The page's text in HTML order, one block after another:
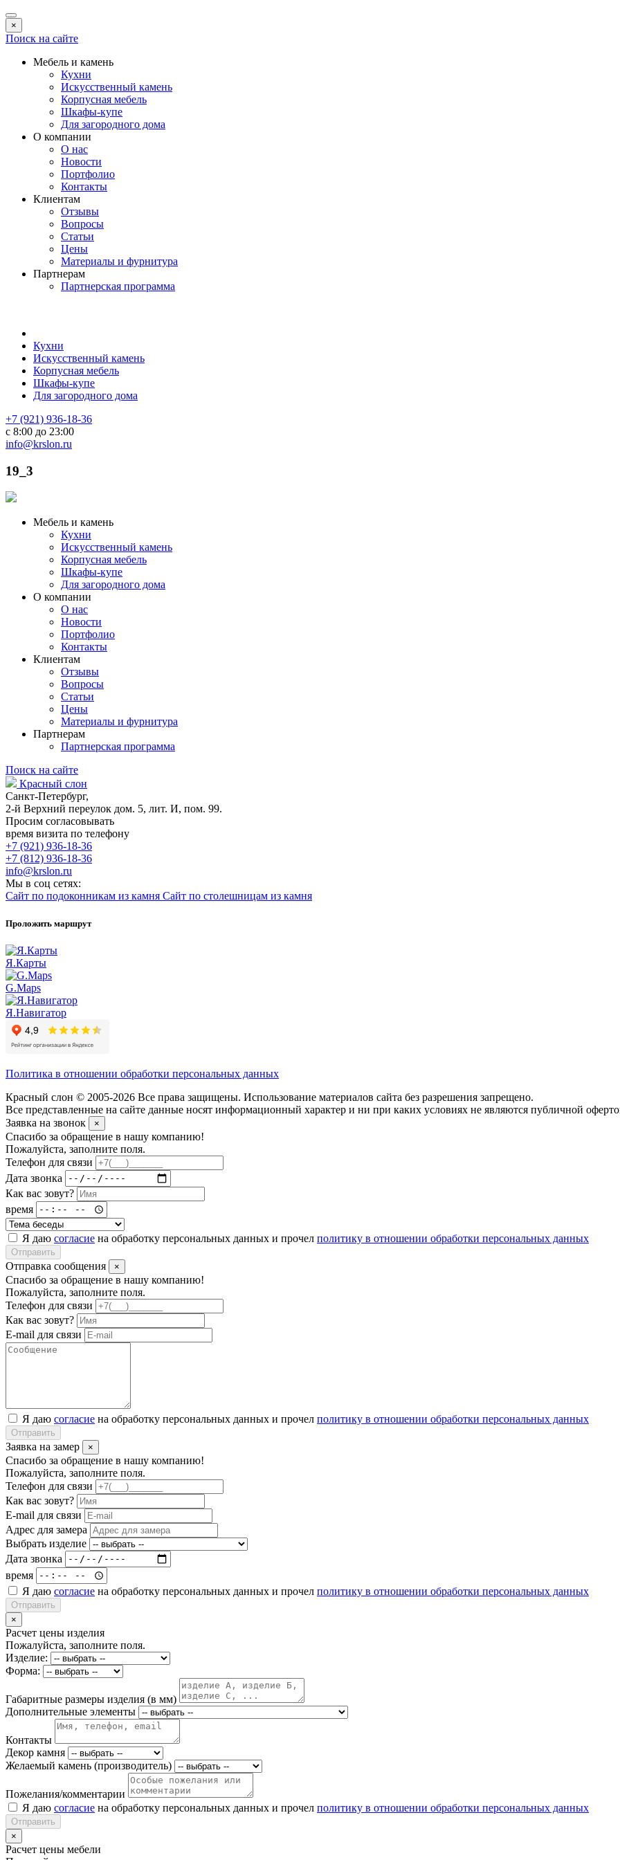
×
Поиск на сайте
Мебель и камень
Кухни
Искусственный камень
Корпусная мебель
Шкафы-купе
Для загородного дома
О компании
О нас
Новости
Портфолио
Контакты
Клиентам
Отзывы
Вопросы
Статьи
Цены
Материалы и фурнитура
Партнерам
Партнерская программа
Кухни
Искусственный камень
Корпусная мебель
Шкафы-купе
Для загородного дома
+7 (921) 936-18-36
с 8:00 до 23:00
info@krslon.ru
19_3
Мебель и камень
Кухни
Искусственный камень
Корпусная мебель
Шкафы-купе
Для загородного дома
О компании
О нас
Новости
Портфолио
Контакты
Клиентам
Отзывы
Вопросы
Статьи
Цены
Материалы и фурнитура
Партнерам
Партнерская программа
Поиск на сайте
Красный слон
Санкт-Петербург,
2-й Верхний переулок дом. 5, лит. И, пом. 99.
Просим согласовывать
время визита по телефону
+7 (921) 936-18-36
+7 (812) 936-18-36
info@krslon.ru
Мы в соц сетях:
Сайт по подоконникам из камня Сайт по столешницам из камня
Проложить маршрут
Я.Карты
G.Maps
Я.Навигатор
Политика в отношении обработки персональных данных
Красный слон © 2005-2026 Все права защищены. Использование материалов сайта без разрешения запрещено.
Все представленные на сайте данные носят информационный характер и ни при каких условиях не являются публичной
Заявка на звонок
×
Спасибо за обращение в нашу компанию!
Пожалуйста, заполните поля.
Телефон для связи
Дата звонка
Как вас зовут?
время
Я даю согласие на обработку персональных данных и прочел политику в отношении обработки персональных данных
Отправить
Отправка сообщения ×
Спасибо за обращение в нашу компанию!
Пожалуйста, заполните поля.
Телефон для связи
Как вас зовут?
E-mail для связи
Я даю согласие на обработку персональных данных и прочел политику в отношении обработки персональных данных
Отправить
Заявка на замер ×
Спасибо за обращение в нашу компанию!
Пожалуйста, заполните поля.
Телефон для связи
Как вас зовут?
E-mail для связи
Адрес для замера
Выбрать изделие
Дата звонка
время
Я даю согласие на обработку персональных данных и прочел политику в отношении обработки персональных данных
Отправить
×
Расчет цены изделия
Пожалуйста, заполните поля.
Изделие:
Форма:
Габаритные размеры изделия (в мм)
Дополнительные элементы
Контакты
Декор камня
Желаемый камень (производитель)
Пожелания/комментарии
Я даю согласие на обработку персональных данных и прочел политику в отношении обработки персональных данных
Отправить
×
Расчет цены мебели